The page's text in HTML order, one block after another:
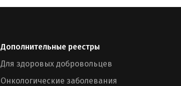
Дополнительные реестры
Для здоровых добровольцев
Онкологические заболевания